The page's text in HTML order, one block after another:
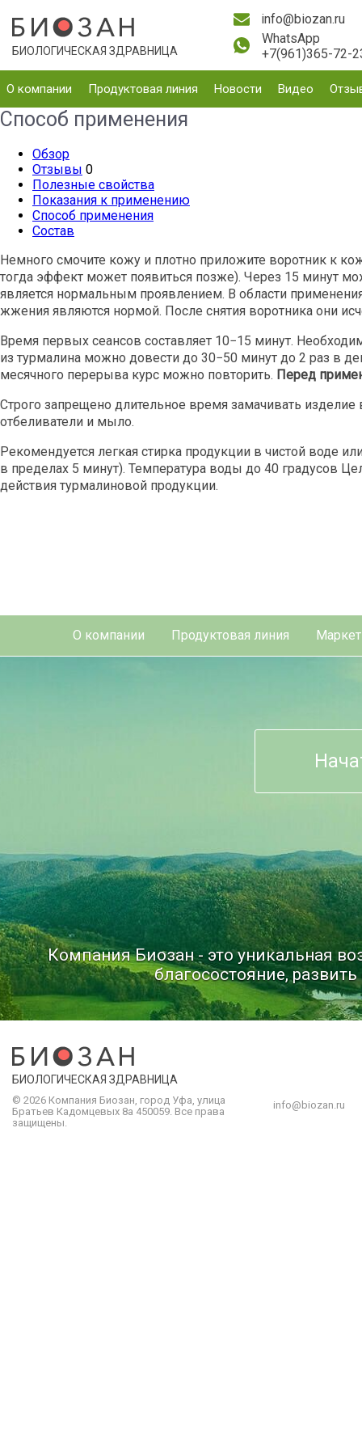
БИОЛОГИЧЕСКАЯ ЗДРАВНИЦА
info@biozan.ru
WhatsApp
+7(961)365-72-
О компании Продуктовая линия Новости Видео
Способ применения
Обзор
Отзывы 0
Полезные свойства
Показания к применению
Способ применения
Состав
Немного смочите кожу и плотно приложите воротник к
тогда эффект может появиться позже). Через 15 минут
является нормальным проявлением. В области
жжения являются нормой. После снятия воротника они
Время первых сеансов составляет 10−15 минут.
из турмалина можно довести до 30−50 минут до 2 раз в
месячного перерыва курс можно повторить. Перед
Строго запрещено длительное время замачивать
отбеливатели и мыло.
Рекомендуется легкая стирка продукции в чистой воде
в пределах 5 минут). Температура воды до 40 градусов
действия турмалиновой продукции.
О компании Продуктовая линия
Компания Биозан - это уникальная
благосостояние,
БИОЛОГИЧЕСКАЯ ЗДРАВНИЦА
© 2026 Компания Биозан, город Уфа, улица
Братьев Кадомцевых 8а 450059. Все права
защищены.
info@biozan.ru